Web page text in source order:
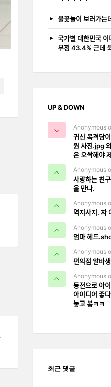
불꽃놀이
국가별
부정 43.4% 근데
UP & DOWN
Anonymous
귀신
원 사진.jpg
은 오싹해야
Anonymous
사랑하는
을 만나.
Anonymous
역지사지. 자
Anonymous
엄마
Anonymous
편의점
Anonymous
동전으로
아이디어
놓고 봄ㅋㅋ
최근 댓글